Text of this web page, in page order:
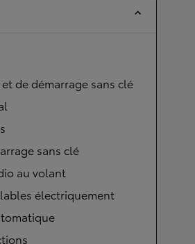
de démarrage sans clé
sans clé
au volant
électriquement